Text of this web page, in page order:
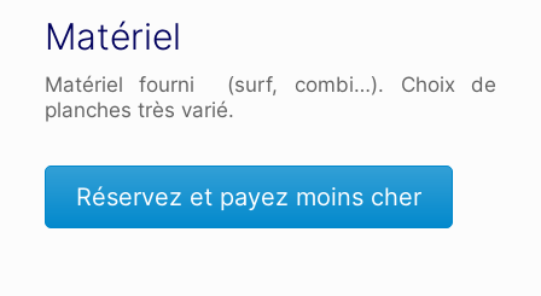
Matériel
Matériel fourni (surf, combi…). Choix de
planches très varié.
Réservez et payez moins cher